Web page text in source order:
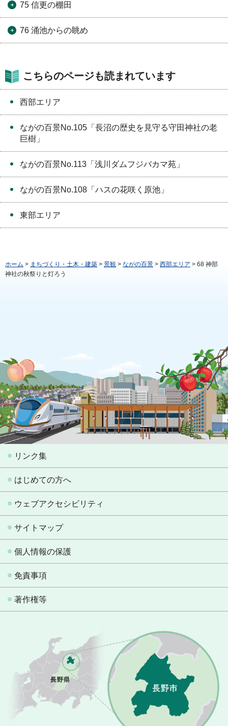
75 信更の棚田
76 涌池からの眺め
こちらのページも読まれています
西部エリア
ながの百景No.105「長沼の歴史を見守る守田神社の老
巨樹」
ながの百景No.113「浅川ダムフジバカマ苑」
ながの百景No.108「ハスの花咲く原池」
東部エリア
ホーム > まちづくり・土木・建築 > 景観 > ながの百景 > 西部エリア > 68 神部
神社の秋祭りと灯ろう
リンク集
はじめての方へ
ウェブアクセシビリティ
サイトマップ
個人情報の保護
免責事項
著作権等